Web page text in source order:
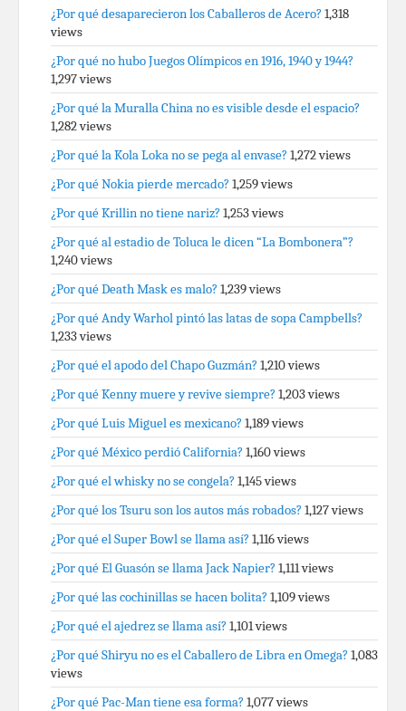
¿Por qué desaparecieron los Caballeros de Acero? 1,318
views
¿Por qué no hubo Juegos Olímpicos en 1916, 1940 y 1944?
1,297 views
¿Por qué la Muralla China no es visible desde el espacio?
1,282 views
¿Por qué la Kola Loka no se pega al envase? 1,272 views
¿Por qué Nokia pierde mercado? 1,259 views
¿Por qué Krillin no tiene nariz? 1,253 views
¿Por qué al estadio de Toluca le dicen “La Bombonera”?
1,240 views
¿Por qué Death Mask es malo? 1,239 views
¿Por qué Andy Warhol pintó las latas de sopa Campbells?
1,233 views
¿Por qué el apodo del Chapo Guzmán? 1,210 views
¿Por qué Kenny muere y revive siempre? 1,203 views
¿Por qué Luis Miguel es mexicano? 1,189 views
¿Por qué México perdió California? 1,160 views
¿Por qué el whisky no se congela? 1,145 views
¿Por qué los Tsuru son los autos más robados? 1,127 views
¿Por qué el Super Bowl se llama así? 1,116 views
¿Por qué El Guasón se llama Jack Napier? 1,111 views
¿Por qué las cochinillas se hacen bolita? 1,109 views
¿Por qué el ajedrez se llama así? 1,101 views
¿Por qué Shiryu no es el Caballero de Libra en Omega? 1,083
views
¿Por qué Pac-Man tiene esa forma? 1,077 views